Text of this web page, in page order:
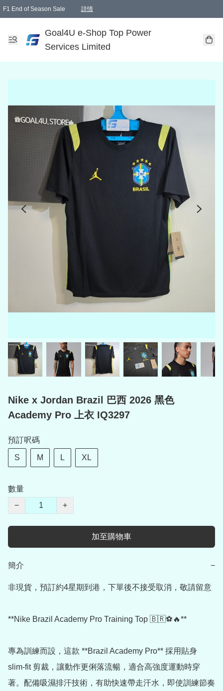
F1 End of Season Sale 詳情
Goal4U e-Shop Top Power
Services Limited
Nike x Jordan Brazil 巴西 2026 黑色
Academy Pro 上衣 IQ3297
預訂呎碼
S M L XL
數量
−
+
加至購物車
簡介 −
非現貨，預訂約4星期到港，下單後不接受取消，敬請留意
**Nike Brazil Academy Pro Training Top 🇧🇷⚽🔥**
專為訓練而設，這款 **Brazil Academy Pro** 採用貼身
slim-fit 剪裁，讓動作更俐落流暢，適合高強度運動時穿
著。配備吸濕排汗技術，有助快速帶走汗水，即使訓練節奏